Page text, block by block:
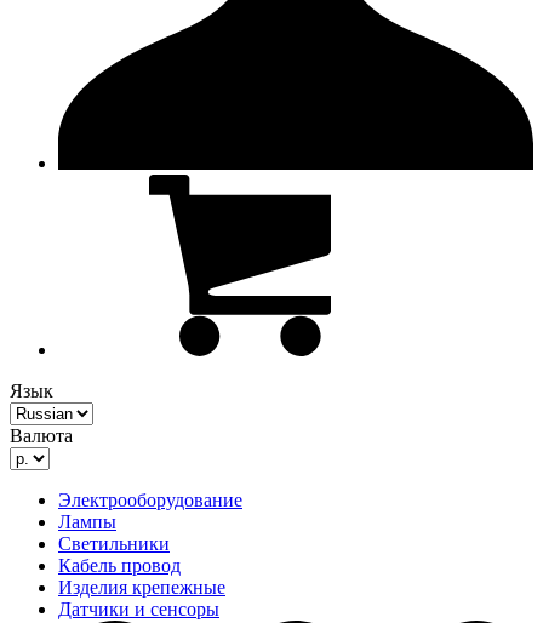
Язык
Валюта
Электрооборудование
Лампы
Светильники
Кабель провод
Изделия крепежные
Датчики и сенсоры